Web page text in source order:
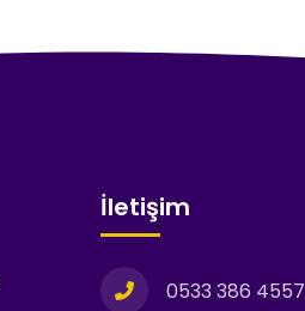
İletişim
0533 386 4557